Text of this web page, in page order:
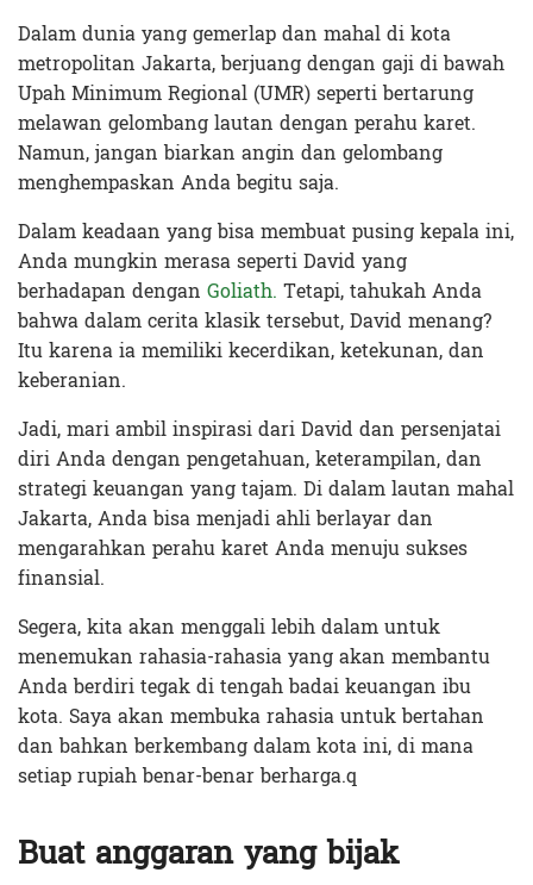
Dalam dunia yang gemerlap dan mahal di kota
metropolitan Jakarta, berjuang dengan gaji di bawah
Upah Minimum Regional (UMR) seperti bertarung
melawan gelombang lautan dengan perahu karet.
Namun, jangan biarkan angin dan gelombang
menghempaskan Anda begitu saja.
Dalam keadaan yang bisa membuat pusing kepala ini,
Anda mungkin merasa seperti David yang
berhadapan dengan Goliath. Tetapi, tahukah Anda
bahwa dalam cerita klasik tersebut, David menang?
Itu karena ia memiliki kecerdikan, ketekunan, dan
keberanian.
Jadi, mari ambil inspirasi dari David dan persenjatai
diri Anda dengan pengetahuan, keterampilan, dan
strategi keuangan yang tajam. Di dalam lautan mahal
Jakarta, Anda bisa menjadi ahli berlayar dan
mengarahkan perahu karet Anda menuju sukses
finansial.
Segera, kita akan menggali lebih dalam untuk
menemukan rahasia-rahasia yang akan membantu
Anda berdiri tegak di tengah badai keuangan ibu
kota. Saya akan membuka rahasia untuk bertahan
dan bahkan berkembang dalam kota ini, di mana
setiap rupiah benar-benar berharga.q
Buat anggaran yang bijak